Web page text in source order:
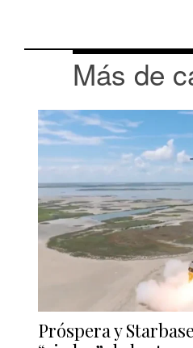
Más de
Próspera y